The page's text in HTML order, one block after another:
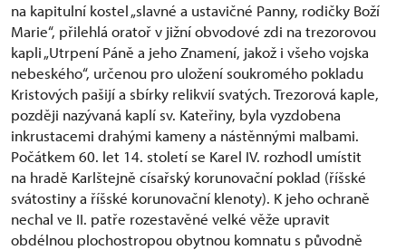
na kapitulní kostel „slavné a ustavičné Panny, rodičky Boží
Marie“, přilehlá oratoř v jižní obvodové zdi na trezorovou
kapli „Utrpení Páně a jeho Znamení, jakož i všeho vojska
nebeského“, určenou pro uložení soukromého pokladu
Kristových pašijí a sbírky relikvií svatých. Trezorová kaple,
později nazývaná kaplí sv. Kateřiny, byla vyzdobena
inkrustacemi drahými kameny a nástěnnými malbami.
Počátkem 60. let 14. století se Karel IV. rozhodl umístit
na hradě Karlštejně císařský korunovační poklad (říšské
svátostiny a říšské korunovační klenoty). K jeho ochraně
nechal ve II. patře rozestavěné velké věže upravit
obdélnou plochostropou obytnou komnatu s původně